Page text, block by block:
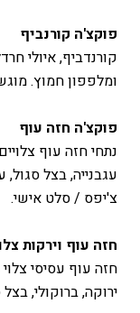
פוקצ'ה קורנביף
קורנדביף, איולי
ומלפפון חמוץ.
פוקצ'ה חזה עוף
נתחי חזה עוף
עגבנייה, בצל
צ'יפס / סלט אישי.
חזה עוף וירקות
חזה עוף עסיסי
ירוקה, ברוקולי,